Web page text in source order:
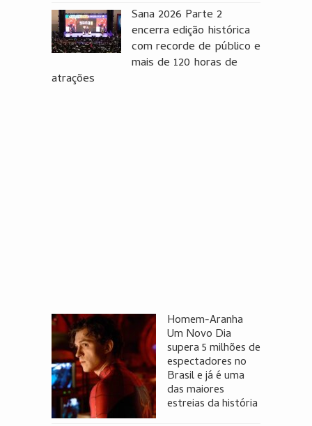
Sana 2026 Parte 2
encerra edição histórica
com recorde de público e
mais de 120 horas de
atrações
Homem-Aranha
Um Novo Dia
supera 5 milhões de
espectadores no
Brasil e já é uma
das maiores
estreias da história